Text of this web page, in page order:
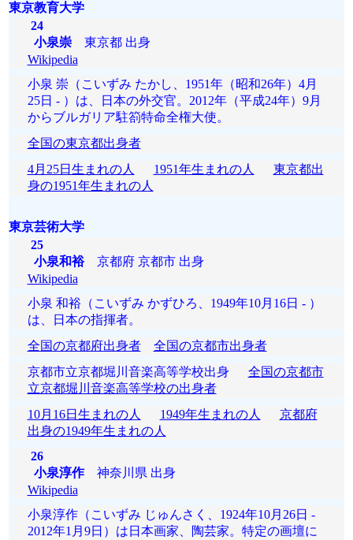
東京教育大学
24
小泉崇東京都 出身
Wikipedia
小泉 崇（こいずみ たかし、1951年（昭和26年）4月
25日 - ）は、日本の外交官。2012年（平成24年）9月
からブルガリア駐箚特命全権大使。
全国の東京都出身者
4月25日生まれの人
1951年生まれの人
東京都出
身の1951年生まれの人
東京芸術大学
25
小泉和裕京都府 京都市 出身
Wikipedia
小泉 和裕（こいずみ かずひろ、1949年10月16日 - ）
は、日本の指揮者。
全国の京都府出身者
全国の京都市出身者
京都市立京都堀川音楽高等学校出身 全国の京都市
立京都堀川音楽高等学校の出身者
10月16日生まれの人
1949年生まれの人
京都府
出身の1949年生まれの人
26
小泉淳作神奈川県 出身
Wikipedia
小泉淳作（こいずみ じゅんさく、1924年10月26日 -
2012年1月9日）は日本画家、陶芸家。特定の画壇に